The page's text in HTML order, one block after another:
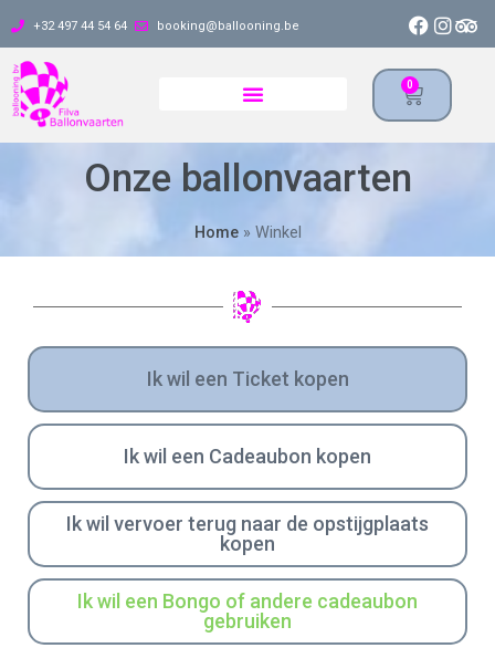
+32 497 44 54 64 booking@ballooning.be
0
Onze ballonvaarten
Home» Winkel
Ik wil een Ticket kopen
Ik wil een Cadeaubon kopen
Ik wil vervoer terug naar de opstijgplaats
kopen
Ik wil een Bongo of andere cadeaubon
gebruiken